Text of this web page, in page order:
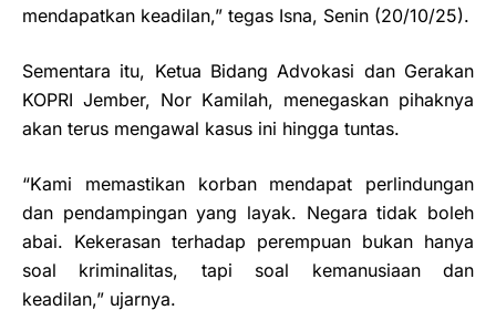
mendapatkan keadilan,” tegas Isna, Senin (20/10/25).
Sementara itu, Ketua Bidang Advokasi dan Gerakan
KOPRI Jember, Nor Kamilah, menegaskan pihaknya
akan terus mengawal kasus ini hingga tuntas.
“Kami memastikan korban mendapat perlindungan
dan pendampingan yang layak. Negara tidak boleh
abai. Kekerasan terhadap perempuan bukan hanya
soal kriminalitas, tapi soal kemanusiaan dan
keadilan,” ujarnya.